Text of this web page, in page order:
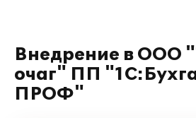
Внедрение в ООО
очаг" ПП
ПРОФ"